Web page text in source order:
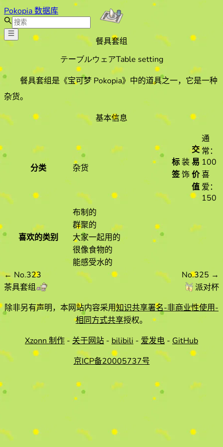
Pokopia 数据库
餐具套组
テーブルウェアTable setting
餐具套组是《宝可梦 Pokopia》中的道具之一，它是一种
杂货。
基本信息
分类 杂货
标
签
装
饰
交
易
价
值
通
常：
100
喜
爱：
150
喜欢的类别
布制的
群聚的
大家一起用的
很像食物的
能感受水的
← No.323
茶具套组
No.325 →
派对杯
除非另有声明，本网站内容采用知识共享署名-非商业性使用-
相同方式共享授权。
Xzonn 制作 - 关于网站 - bilibili - 爱发电 - GitHub
京ICP备20005737号